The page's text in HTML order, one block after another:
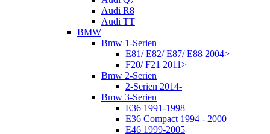
Audi R8
Audi TT
BMW
Bmw 1-Serien
E81/ E82/ E87/ E88 2004>
F20/ F21 2011>
Bmw 2-Serien
2-Serien 2014-
Bmw 3-Serien
E36 1991-1998
E36 Compact 1994 - 2000
E46 1999-2005